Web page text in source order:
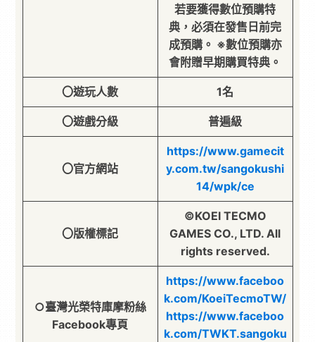
若要獲得數位預購特
典，必須在發售日前完
成預購。 ※數位預購亦
會附贈早期購買特典。
〇遊玩人數 1名
〇遊戲分級 普遍級
〇官方網站
https://www.gamecit
y.com.tw/sangokushi
14/wpk/ce
〇版權標記
©KOEI TECMO
GAMES CO., LTD. All
rights reserved.
○臺灣光榮特庫摩粉絲
Facebook專頁
https://www.faceboo
k.com/KoeiTecmoTW/
https://www.faceboo
k.com/TWKT.sangoku